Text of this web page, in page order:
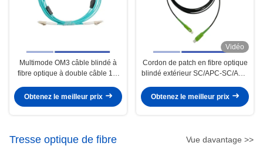
Multimode OM3 câble blindé à
fibre optique à double câble 1m
Obtenez le meilleur prix
Vidéo
Cordon de patch en fibre optique
blindé extérieur SC/APC-SC/APC
Veste UV
Obtenez le meilleur prix
Tresse optique de fibre Vue davantage >>